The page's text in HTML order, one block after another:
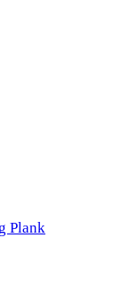
Plank